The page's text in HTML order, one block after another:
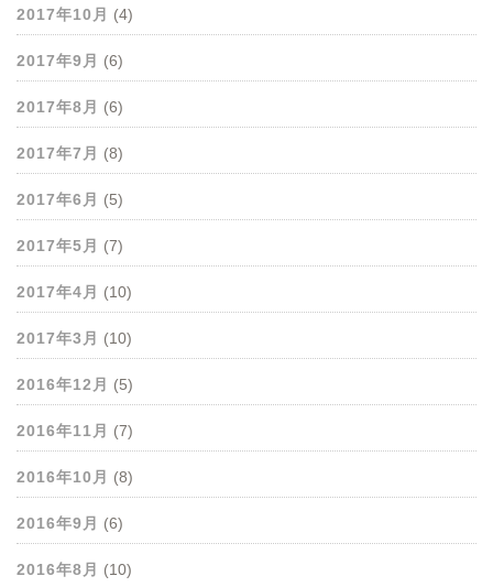
2017年10月 (4)
2017年9月 (6)
2017年8月 (6)
2017年7月 (8)
2017年6月 (5)
2017年5月 (7)
2017年4月 (10)
2017年3月 (10)
2016年12月 (5)
2016年11月 (7)
2016年10月 (8)
2016年9月 (6)
2016年8月 (10)